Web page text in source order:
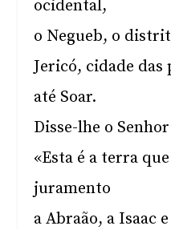
ocidental,
o Negueb, o
Jericó, cidade das
até Soar.
Disse-lhe o
«Esta é a terra
juramento
a Abraão, a Isaac